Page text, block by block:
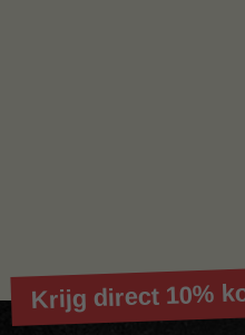
Krijg direct 10%